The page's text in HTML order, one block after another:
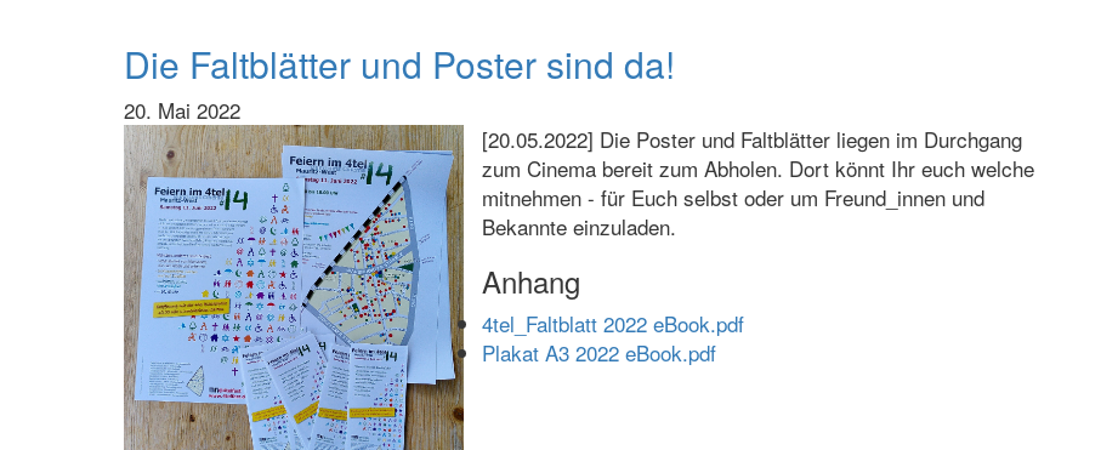
Die Faltblätter und Poster sind da!
20. Mai 2022
[20.05.2022] Die Poster und Faltblätter liegen im Durchgang
zum Cinema bereit zum Abholen. Dort könnt Ihr euch welche
mitnehmen - für Euch selbst oder um Freund_innen und
Bekannte einzuladen.
Anhang
4tel_Faltblatt 2022 eBook.pdf
Plakat A3 2022 eBook.pdf